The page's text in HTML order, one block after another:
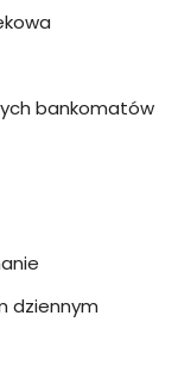
bankomatów
dziennym